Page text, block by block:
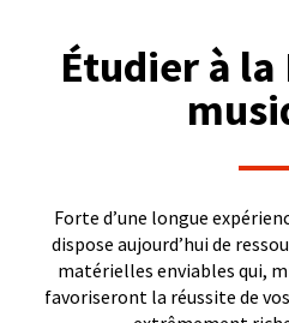
Étudier à la
Forte d’une longue
dispose aujourd’hui de
matérielles enviables qui,
favoriseront la réussite de